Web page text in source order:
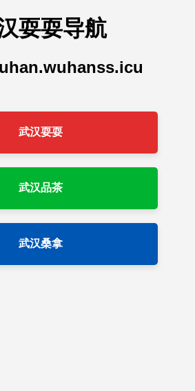
耍耍导航
武汉耍耍
武汉品茶
武汉桑拿